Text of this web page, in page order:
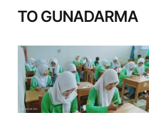
TO GUNADARMA